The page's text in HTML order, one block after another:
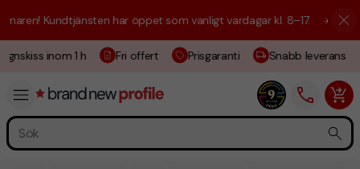
Kundtjänsten har öppet som vanligt vardagar kl. 8–17. ☀️ Vi är
inom 1 h Fri offert Prisgaranti Snabb leverans